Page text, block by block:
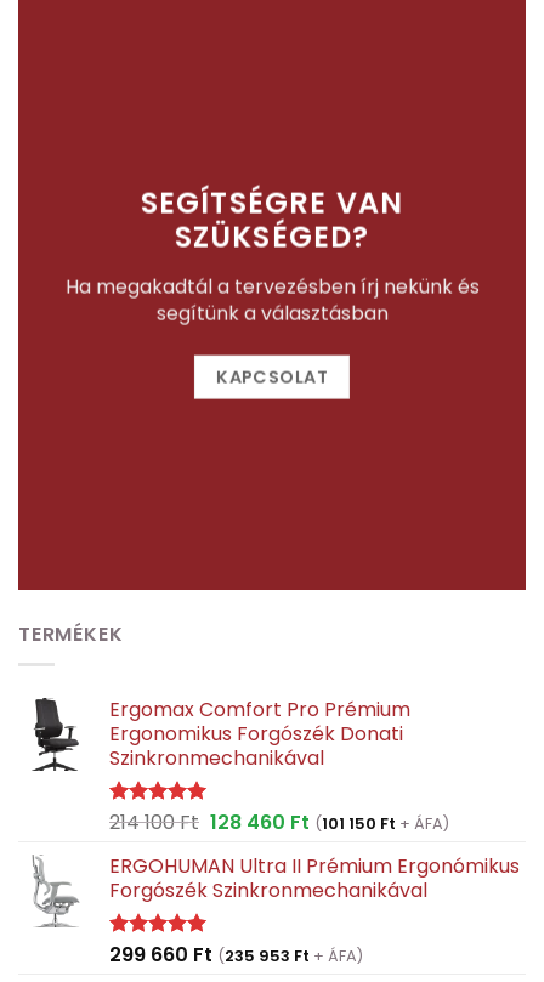
SEGÍTSÉGRE VAN
SZÜKSÉGED?
Ha megakadtál a tervezésben írj nekünk és
segítünk a választásban
KAPCSOLAT
TERMÉKEK
Ergomax Comfort Pro Prémium
Ergonomikus Forgószék Donati
Szinkronmechanikával
Értékelés:
214 100Ft Original
was:
214
128 460 FtCurrent
is:
128
(101 150 Ft + ÁFA)
ERGOHUMAN Ultra II Prémium Ergonómikus
Forgószék Szinkronmechanikával
Értékelés:
299 660 Ft (235 953 Ft + ÁFA)